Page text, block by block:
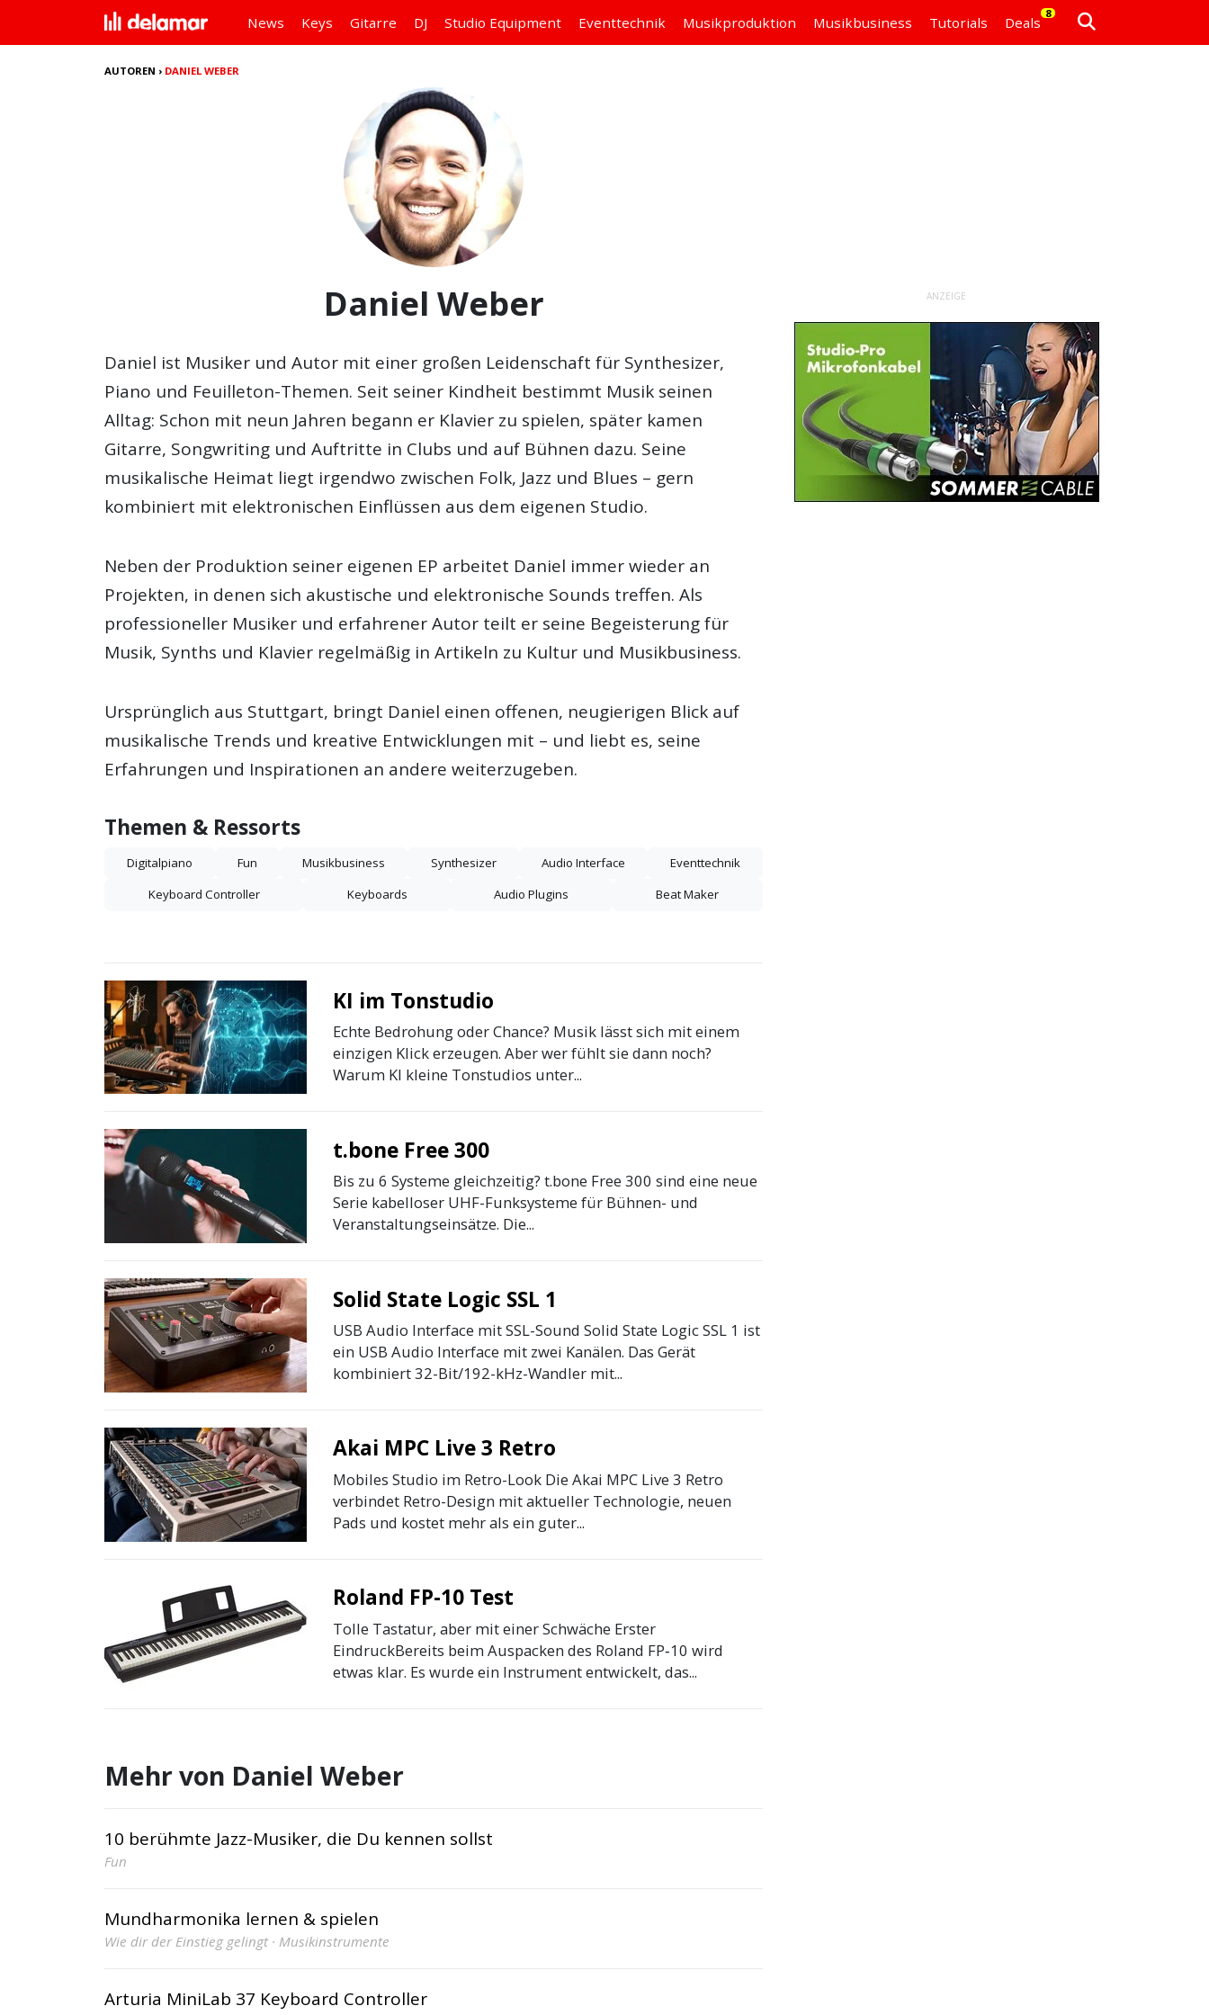
News Keys Gitarre DJ Studio Equipment Eventtechnik Musikproduktion Musikbusiness Tutorials Deals
8
AUTOREN › DANIEL WEBER
Daniel Weber
Daniel ist Musiker und Autor mit einer großen Leidenschaft für Synthesizer,
Piano und Feuilleton-Themen. Seit seiner Kindheit bestimmt Musik seinen
Alltag: Schon mit neun Jahren begann er Klavier zu spielen, später kamen
Gitarre, Songwriting und Auftritte in Clubs und auf Bühnen dazu. Seine
musikalische Heimat liegt irgendwo zwischen Folk, Jazz und Blues – gern
kombiniert mit elektronischen Einflüssen aus dem eigenen Studio.
Neben der Produktion seiner eigenen EP arbeitet Daniel immer wieder an
Projekten, in denen sich akustische und elektronische Sounds treffen. Als
professioneller Musiker und erfahrener Autor teilt er seine Begeisterung für
Musik, Synths und Klavier regelmäßig in Artikeln zu Kultur und Musikbusiness.
Ursprünglich aus Stuttgart, bringt Daniel einen offenen, neugierigen Blick auf
musikalische Trends und kreative Entwicklungen mit – und liebt es, seine
Erfahrungen und Inspirationen an andere weiterzugeben.
Themen & Ressorts
Digitalpiano Fun Musikbusiness Synthesizer Audio Interface
Eventtechnik
Keyboard Controller
Keyboards Audio Plugins Beat Maker
KI im Tonstudio
Echte Bedrohung oder Chance? Musik lässt sich mit einem
einzigen Klick erzeugen. Aber wer fühlt sie dann noch?
Warum KI kleine Tonstudios unter...
t.bone Free 300
Bis zu 6 Systeme gleichzeitig? t.bone Free 300 sind eine neue
Serie kabelloser UHF-Funksysteme für Bühnen- und
Veranstaltungseinsätze. Die...
Solid State Logic SSL 1
USB Audio Interface mit SSL-Sound Solid State Logic SSL 1 ist
ein USB Audio Interface mit zwei Kanälen. Das Gerät
kombiniert 32-Bit/192-kHz-Wandler mit...
Akai MPC Live 3 Retro
Mobiles Studio im Retro-Look Die Akai MPC Live 3 Retro
verbindet Retro-Design mit aktueller Technologie, neuen
Pads und kostet mehr als ein guter...
Roland FP-10 Test
Tolle Tastatur, aber mit einer Schwäche Erster
EindruckBereits beim Auspacken des Roland FP‑10 wird
etwas klar. Es wurde ein Instrument entwickelt, das...
Mehr von Daniel Weber
10 berühmte Jazz-Musiker, die Du kennen sollst
Fun
Mundharmonika lernen & spielen
Wie dir der Einstieg gelingt · Musikinstrumente
Arturia MiniLab 37 Keyboard Controller
ANZEIGE